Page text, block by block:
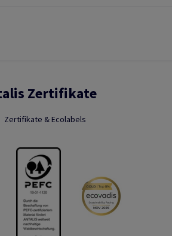
Zertifikate
Zertifikate & Ecolabels